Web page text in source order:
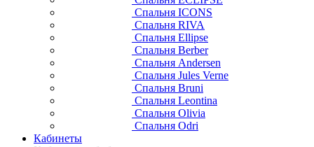
Спальня ICONS
Спальня RIVA
Спальня Ellipse
Спальня Berber
Спальня Andersen
Спальня Jules Verne
Спальня Bruni
Спальня Leontina
Спальня Olivia
Спальня Odri
Кабинеты